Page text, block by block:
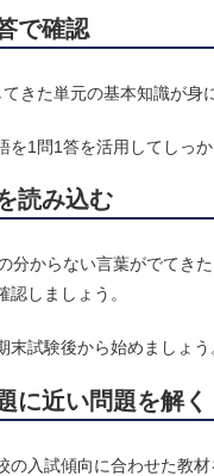
で確認
きた単元の基本知識が身
を1問1答を活用してしっか
読み込む
からない言葉がでてき
しましょう。
試験後から始めましょう
に近い問題を解く
の入試傾向に合わせた教材